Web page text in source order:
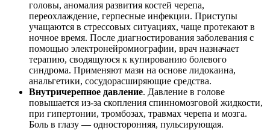
головы, аномалия развития костей черепа,
переохлаждение, герпесные инфекции. Приступы
учащаются в стрессовых ситуациях, чаще протекают в
ночное время. После диагностирования заболевания с
помощью электронейромиографии, врач назначает
терапию, сводящуюся к купированию болевого
синдрома. Применяют мази на основе лидокаина,
анальгетики, сосудорасширяющие средства.
Внутричерепное давление. Давление в голове
повышается из-за скопления спинномозговой жидкости,
при гипертонии, тромбозах, травмах черепа и мозга.
Боль в глазу — односторонняя, пульсирующая.